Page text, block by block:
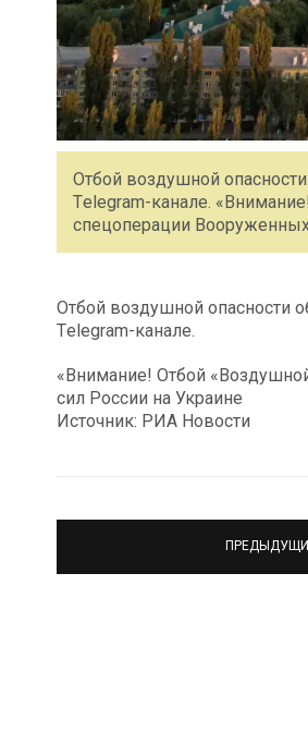
Отбой воздушной
Тelegram-канале.
спецоперации
Отбой воздушной опасности
Тelegram-канале.
«Внимание! Отбой
сил России на Украине
Источник: РИА Новости